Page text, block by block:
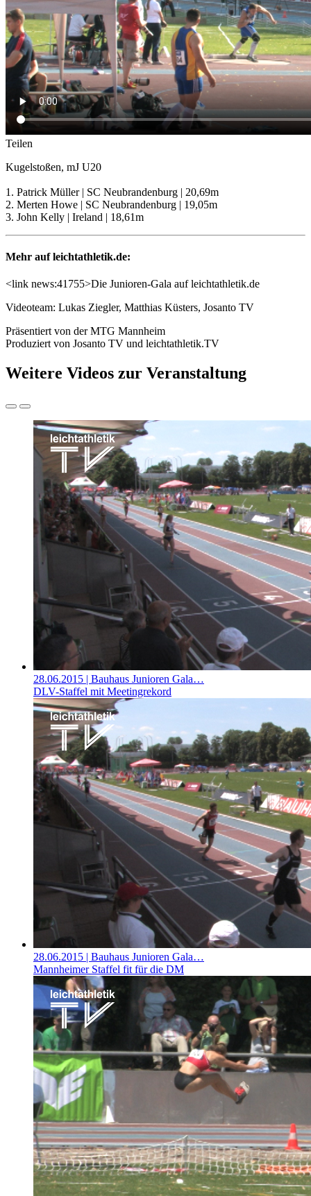
Teilen
Kugelstoßen, mJ U20
1. Patrick Müller | SC Neubrandenburg | 20,69m
2. Merten Howe | SC Neubrandenburg | 19,05m
3. John Kelly | Ireland | 18,61m
Mehr auf leichtathletik.de:
<link news:41755>Die Junioren-Gala auf leichtathletik.de
Videoteam: Lukas Ziegler, Matthias Küsters, Josanto TV
Präsentiert von der MTG Mannheim
Produziert von Josanto TV und leichtathletik.TV
Weitere Videos zur Veranstaltung
28.06.2015 | Bauhaus Junioren Gala…
DLV-Staffel mit Meetingrekord
28.06.2015 | Bauhaus Junioren Gala…
Mannheimer Staffel fit für die DM